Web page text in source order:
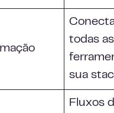
todas as
sua
Fluxos